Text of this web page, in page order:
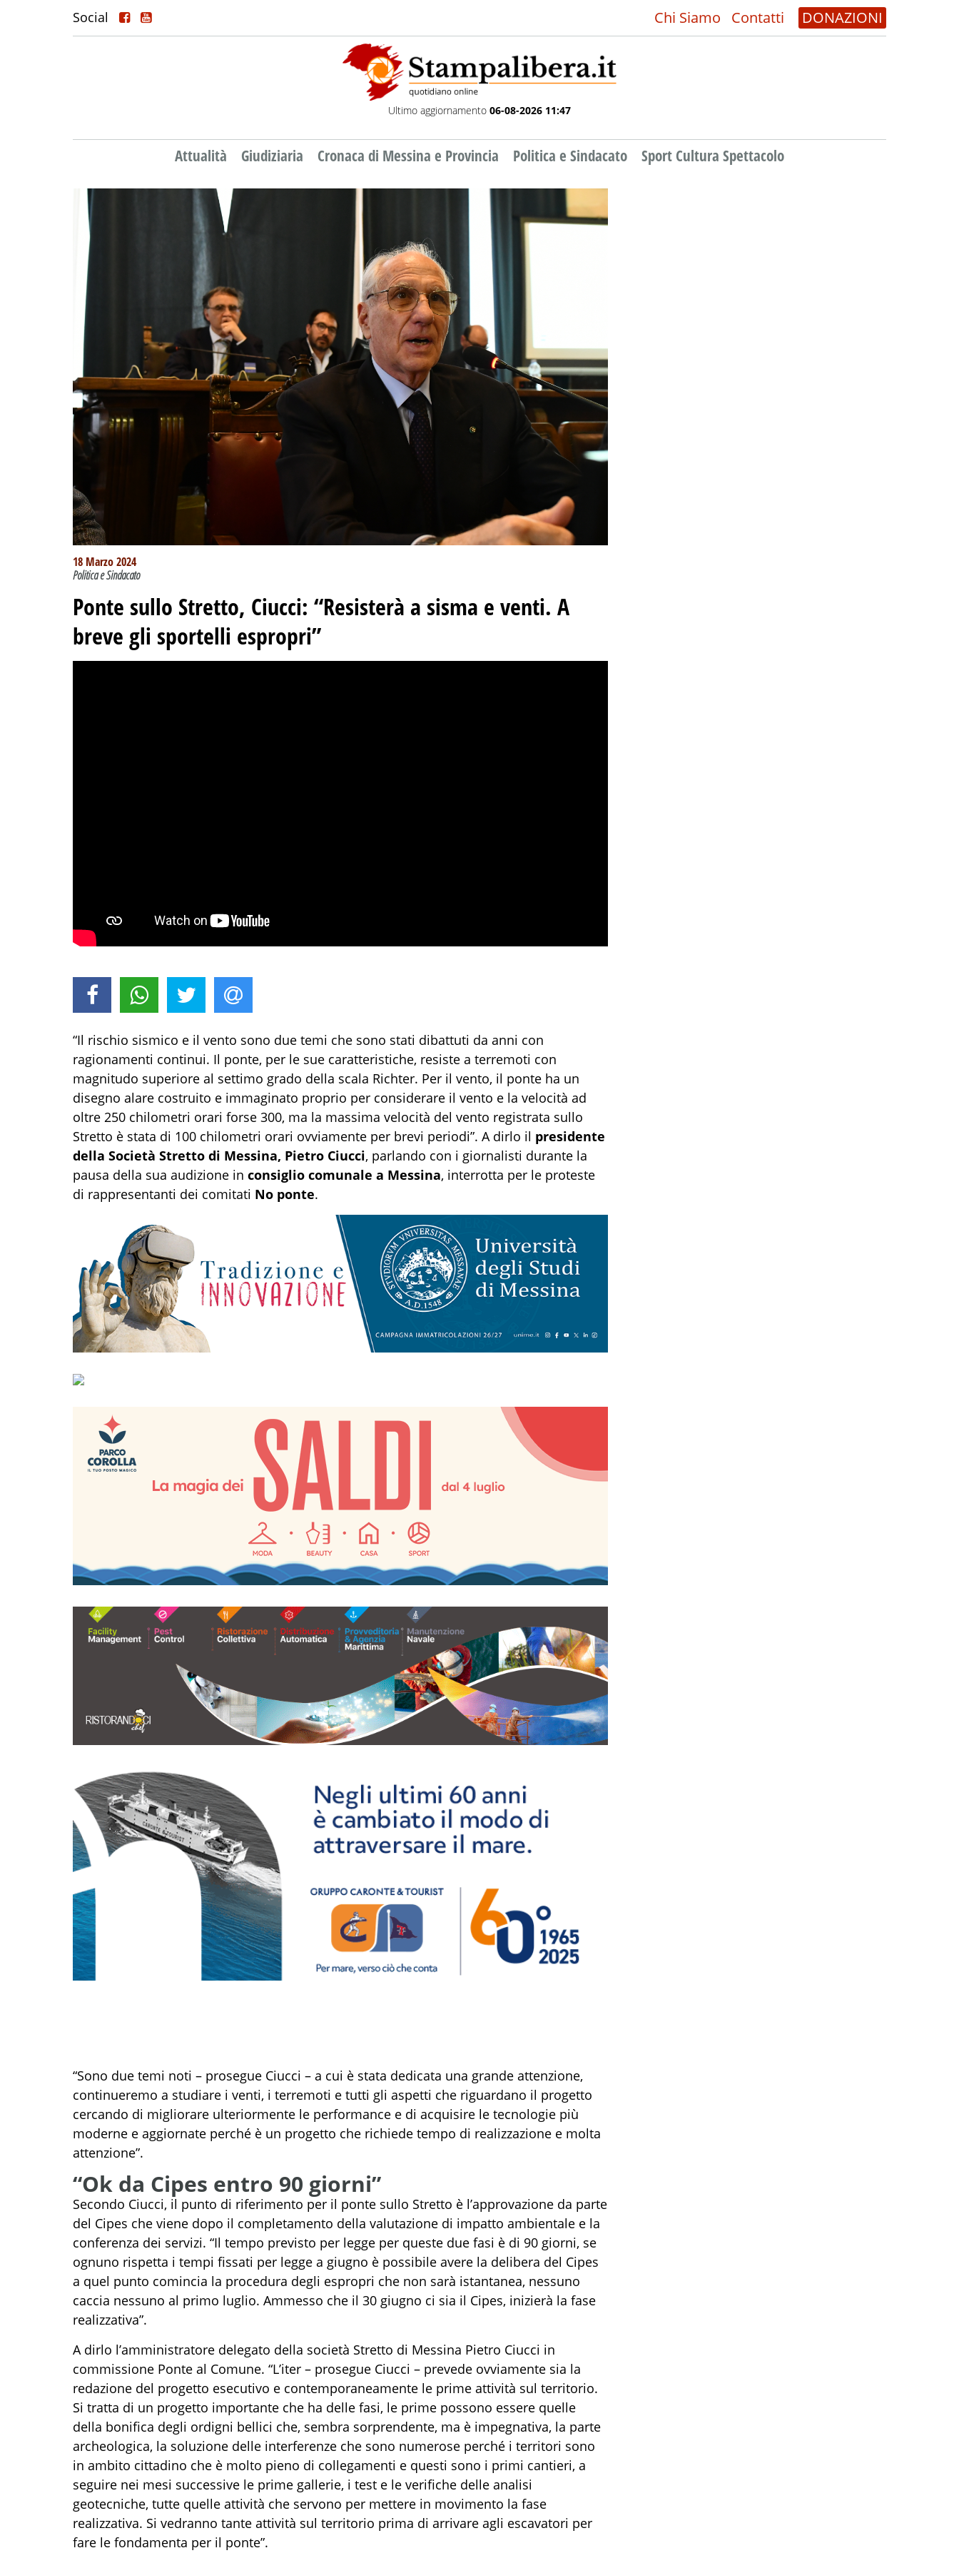
Social Chi Siamo Contatti DONAZIONI
Ultimo aggiornamento 06-08-2026 11:47
Attualità Giudiziaria Cronaca di Messina e Provincia Politica e Sindacato Sport Cultura Spettacolo
18 Marzo 2024
Politica e Sindacato
Ponte sullo Stretto, Ciucci: “Resisterà a sisma e venti. A
breve gli sportelli espropri”
“Il rischio sismico e il vento sono due temi che sono stati dibattuti da anni con
ragionamenti continui. Il ponte, per le sue caratteristiche, resiste a terremoti con
magnitudo superiore al settimo grado della scala Richter. Per il vento, il ponte ha un
disegno alare costruito e immaginato proprio per considerare il vento e la velocità ad
oltre 250 chilometri orari forse 300, ma la massima velocità del vento registrata sullo
Stretto è stata di 100 chilometri orari ovviamente per brevi periodi”. A dirlo il presidente
della Società Stretto di Messina, Pietro Ciucci, parlando con i giornalisti durante la
pausa della sua audizione in consiglio comunale a Messina, interrotta per le proteste
di rappresentanti dei comitati No ponte.
“Sono due temi noti – prosegue Ciucci – a cui è stata dedicata una grande attenzione,
continueremo a studiare i venti, i terremoti e tutti gli aspetti che riguardano il progetto
cercando di migliorare ulteriormente le performance e di acquisire le tecnologie più
moderne e aggiornate perché è un progetto che richiede tempo di realizzazione e molta
attenzione”.
“Ok da Cipes entro 90 giorni”
Secondo Ciucci, il punto di riferimento per il ponte sullo Stretto è l’approvazione da parte
del Cipes che viene dopo il completamento della valutazione di impatto ambientale e la
conferenza dei servizi. “Il tempo previsto per legge per queste due fasi è di 90 giorni, se
ognuno rispetta i tempi fissati per legge a giugno è possibile avere la delibera del Cipes
a quel punto comincia la procedura degli espropri che non sarà istantanea, nessuno
caccia nessuno al primo luglio. Ammesso che il 30 giugno ci sia il Cipes, inizierà la fase
realizzativa”.
A dirlo l’amministratore delegato della società Stretto di Messina Pietro Ciucci in
commissione Ponte al Comune. “L’iter – prosegue Ciucci – prevede ovviamente sia la
redazione del progetto esecutivo e contemporaneamente le prime attività sul territorio.
Si tratta di un progetto importante che ha delle fasi, le prime possono essere quelle
della bonifica degli ordigni bellici che, sembra sorprendente, ma è impegnativa, la parte
archeologica, la soluzione delle interferenze che sono numerose perché i territori sono
in ambito cittadino che è molto pieno di collegamenti e questi sono i primi cantieri, a
seguire nei mesi successive le prime gallerie, i test e le verifiche delle analisi
geotecniche, tutte quelle attività che servono per mettere in movimento la fase
realizzativa. Si vedranno tante attività sul territorio prima di arrivare agli escavatori per
fare le fondamenta per il ponte”.